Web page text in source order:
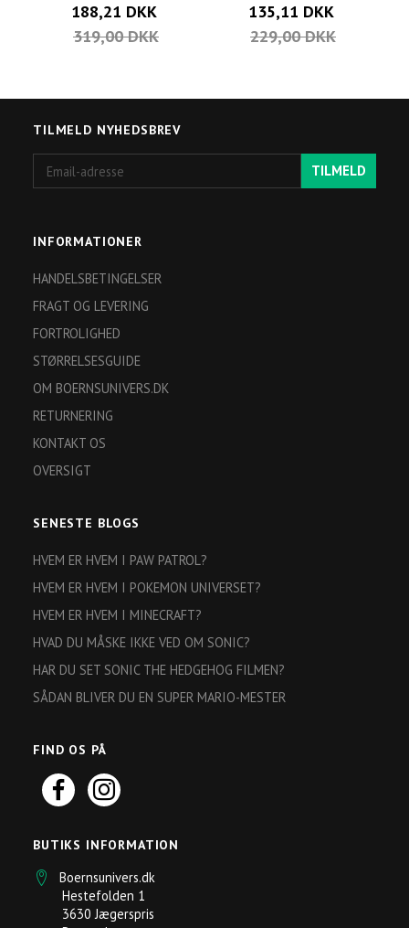
188,21 DKK
319,00 DKK
135,11 DKK
229,00 DKK
TILMELD NYHEDSBREV
adresse
TILMELD
INFORMATIONER
HANDELSBETINGELSER
FRAGT OG LEVERING
FORTROLIGHED
STØRRELSESGUIDE
OM BOERNSUNIVERS.DK
RETURNERING
KONTAKT OS
OVERSIGT
SENESTE BLOGS
HVEM ER HVEM I PAW PATROL?
HVEM ER HVEM I POKEMON UNIVERSET?
HVEM ER HVEM I MINECRAFT?
HVAD DU MÅSKE IKKE VED OM SONIC?
HAR DU SET SONIC THE HEDGEHOG FILMEN?
SÅDAN BLIVER DU EN SUPER MARIO-MESTER
FIND OS PÅ
BUTIKS INFORMATION
Boernsunivers.dk
Hestefolden 1
3630 Jægerspris